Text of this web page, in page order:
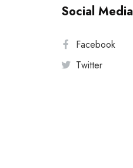
Social Media
Facebook
Twitter